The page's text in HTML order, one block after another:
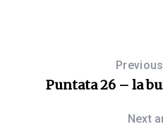
Puntata 26 – la
Next